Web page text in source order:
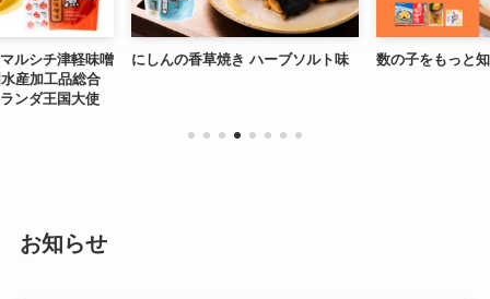
ルシチ津軽味噌
産加工品総合
ンダ王国大使
にしんの香草焼き ハーブソルト味 数の子をもっと
お知らせ